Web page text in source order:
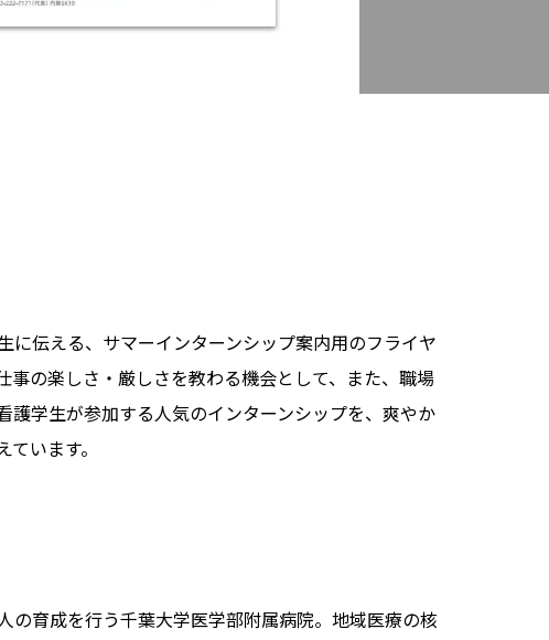
に伝える、サマーインターンシップ案内用のフライヤ
の楽しさ・厳しさを教わる機会として、また、職場
護学生が参加する人気のインターンシップを、爽やか
います。
の育成を行う千葉大学医学部附属病院。地域医療の核